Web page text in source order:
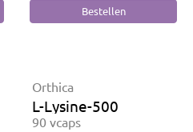
Orthica
L-Lysine-500
90 vcaps